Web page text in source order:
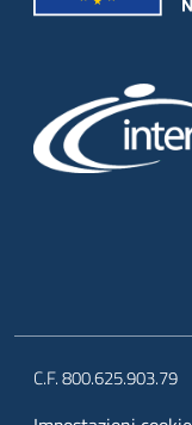
C.F. 800.625.903.79